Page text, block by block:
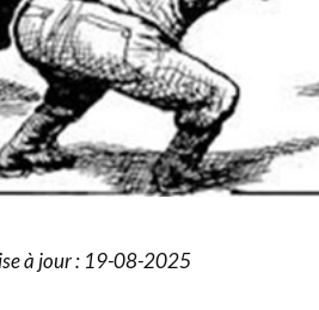
à jour : 19-08-2025